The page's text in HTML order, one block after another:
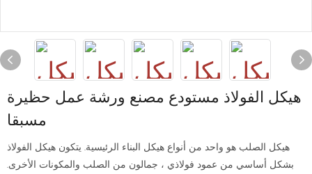
هيكل الفولاذ مستودع مصنع ورشة عمل حظيرة
مسبقا
هيكل الصلب هو واحد من أنواع هيكل البناء الرئيسية. يتكون هيكل الفولاذ
بشكل أساسي من عمود فولاذي ، جمالون من الصلب والمكونات الأخرى.